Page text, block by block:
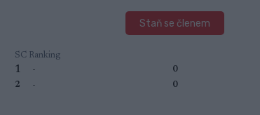
Staň se členem
SC Ranking
1 -
0
2
- 0